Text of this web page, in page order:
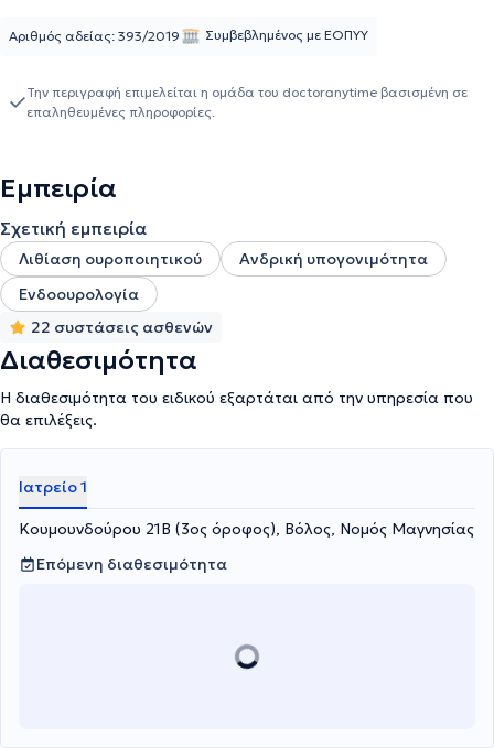
υποψήφιος Διδάκτωρ του Εθνικού και Καποδιστριακού
General Hospital, στο Ηνωμένο Βασίλειο. Επιπλέον, ειδικεύεται
στα θηλώματα ουροδόχου κύστεως, στη φωτοδυναμική
όπως το χειρουργείο υπερπλασίας προστάτη, το turis laser
προστάτη, την ενδοσκοπική ουρητηρολιθοτριψία και τη
λαπαροσκοπική ριζική προστατεκτομή, κυστεκτομή και
νεφρεκτομή. Συνεργάζεται με το Άνασσα General Clinic, με τη
Γενική Κλινική "Ελπίς" και με το Ιασώ Θεσσαλίας. Μετά την
απόκτηση μηχανήματος Davinci X στην Άνασσα General Clinic,
στον Βόλο, πραγματοποιούνται και επεμβάσεις ρομποτικής
ριζικής προστατεκτομής - νεφρεκτομής με Davinci X. Επίσης,
πραγματοποιεί βιοψίες προστάτη με την μέθοδο ''fusion βιοψία
μαγνητικής προστάτη που έχει προηγηθεί.Τέλος, είναι το
μοναδικό ιατρείο στον Βόλο που πραγματοποιεί επεμβάσεις με
laser co2 - laser περιτομής- βραχύς χαλινός - καυτηριασμός
της επέμβασης.
Αριθμός αδείας: 393/2019 Συμβεβλημένος με ΕΟΠΥΥ
Την περιγραφή επιμελείται η ομάδα του doctoranytime βασισμένη σε
επαληθευμένες πληροφορίες.
Εμπειρία
Σχετική εμπειρία
Λιθίαση ουροποιητικού
Ανδρική υπογονιμότητα
Ενδοουρολογία
22 συστάσεις ασθενών
Διαθεσιμότητα
Η διαθεσιμότητα του ειδικού εξαρτάται από την υπηρεσία που
θα επιλέξεις.
Ιατρείο 1
Κουμουνδούρου 21Β (3ος όροφος), Βόλος, Νομός Μαγνησίας
Επόμενη διαθεσιμότητα